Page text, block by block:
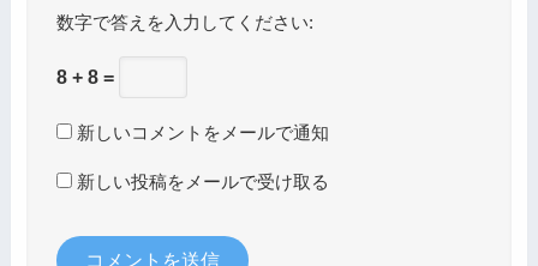
数字で答えを入力してください:
8 + 8 =
新しいコメントをメールで通知
新しい投稿をメールで受け取る